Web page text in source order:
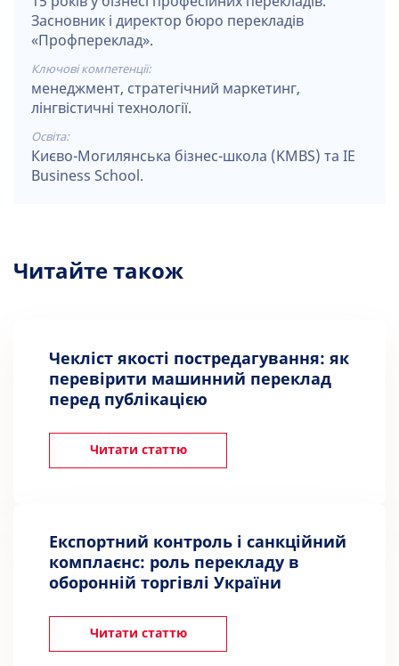
Засновник і директор бюро перекладів
«Профпереклад».
Ключові компетенції:
менеджмент, стратегічний маркетинг,
лінгвістичні технології.
Освіта:
Києво-Могилянська бізнес-школа (KMBS) та IE
Business School.
Читайте також
Чекліст якості постредагування: як
перевірити машинний переклад
перед публікацією
Читати статтю
Експортний контроль і санкційний
комплаєнс: роль перекладу в
оборонній торгівлі України
Читати статтю